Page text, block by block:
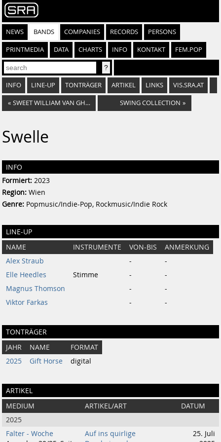
NEWS BANDS COMPANIES RECORDS PERSONS
PRINTMEDIA DATA CHARTS INFO KONTAKT FEM.POP
INFO LINE-UP TONTRÄGER ARTIKEL LINKS VIS.SRA.AT
« SWEET WILLIAM VAN GHOST SWING COLLECTION »
Swelle
INFO
Formiert: 2023
Region: Wien
Genre: Popmusic/Indie-Pop, Rockmusic/Indie Rock
LINE-UP
NAME INSTRUMENTE VON-BIS
ANMERKUNG
Alex Straub
-
-
Elle Heedles
Stimme -
-
Magnus Thomson
-
-
Viktor Farkas
- -
TONTRÄGER
JAHR NAME
FORMAT
2025
Gift Horse digital
ARTIKEL
MEDIUM ARTIKEL/ART
DATUM
2025
Falter - Woche
Auf ins quirlige
25. Juli